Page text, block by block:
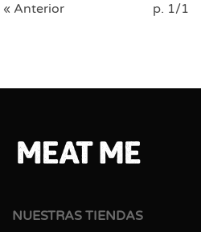
« Anterior p. 1/1
NUESTRAS TIENDAS